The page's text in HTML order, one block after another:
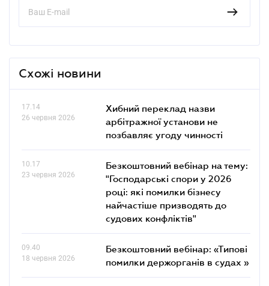
Схожі новини
17.14
26 червня 2026
Хибний переклад назви
арбітражної установи не
позбавляє угоду чинності
10.17
23 червня 2026
Безкоштовний вебінар на тему:
"Господарські спори у 2026
році: які помилки бізнесу
найчастіше призводять до
судових конфліктів"
09.40
18 червня 2026
Безкоштовний вебінар: «Типові
помилки держорганів в судах »